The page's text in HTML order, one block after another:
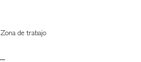
Zona de trabajo